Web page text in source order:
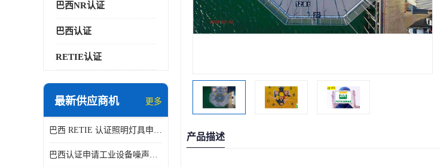
巴西NR认证
巴西认证
RETIE认证
最新供应商机 更多
巴西 RETIE 认证照明灯具申请 RETIE 认证
巴西认证申请工业设备噪声控制认证规范
产品描述